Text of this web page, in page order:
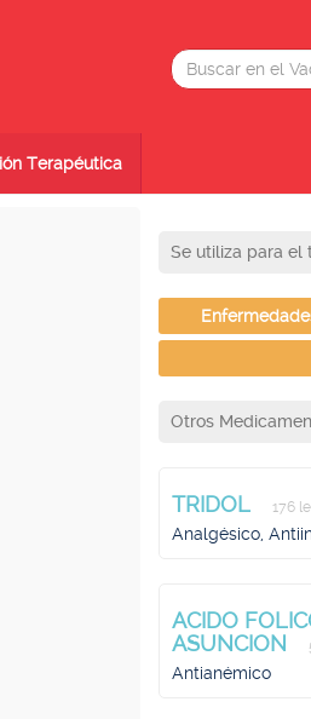
Terapéutica
Se utiliza para el
Otros
TRIDOL 176
Analgésico,
ACIDO
ASUNCION
Antianémico